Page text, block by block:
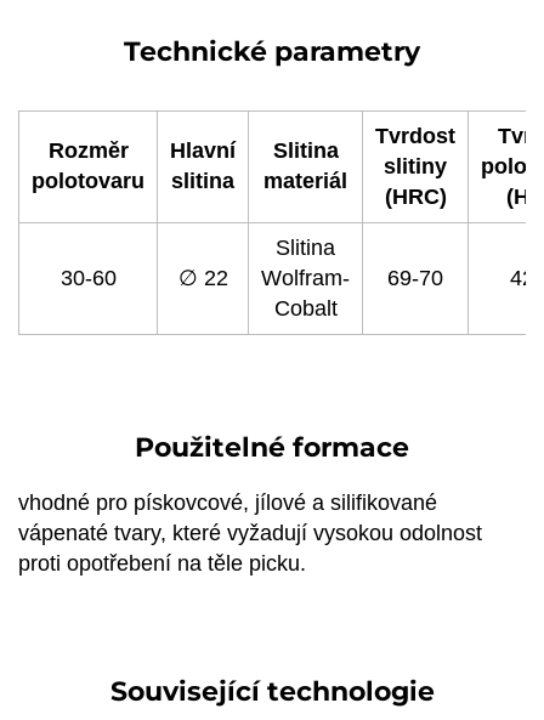
Technické parametry
Rozměr
polotovaru
Hlavní
slitina
Slitina
materiál
Tvrdost
slitiny
(HRC)
30-60 ∅ 22
Slitina
Wolfram-
Cobalt
69-70
Použitelné formace
vhodné pro pískovcové, jílové a silifikované
vápenaté tvary, které vyžadují vysokou odolnost
proti opotřebení na těle picku.
Související technologie